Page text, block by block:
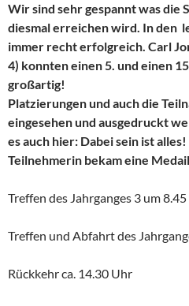
Wir sind sehr gespannt was die
diesmal erreichen wird. In den
immer recht erfolgreich. Carl
4) konnten einen 5. und einen
großartig!
Platzierungen und auch die
eingesehen und ausgedruckt
es auch hier: Dabei sein ist
Teilnehmerin bekam eine
Treffen des Jahrganges 3 um
Treffen und Abfahrt des
Rückkehr ca. 14.30 Uhr